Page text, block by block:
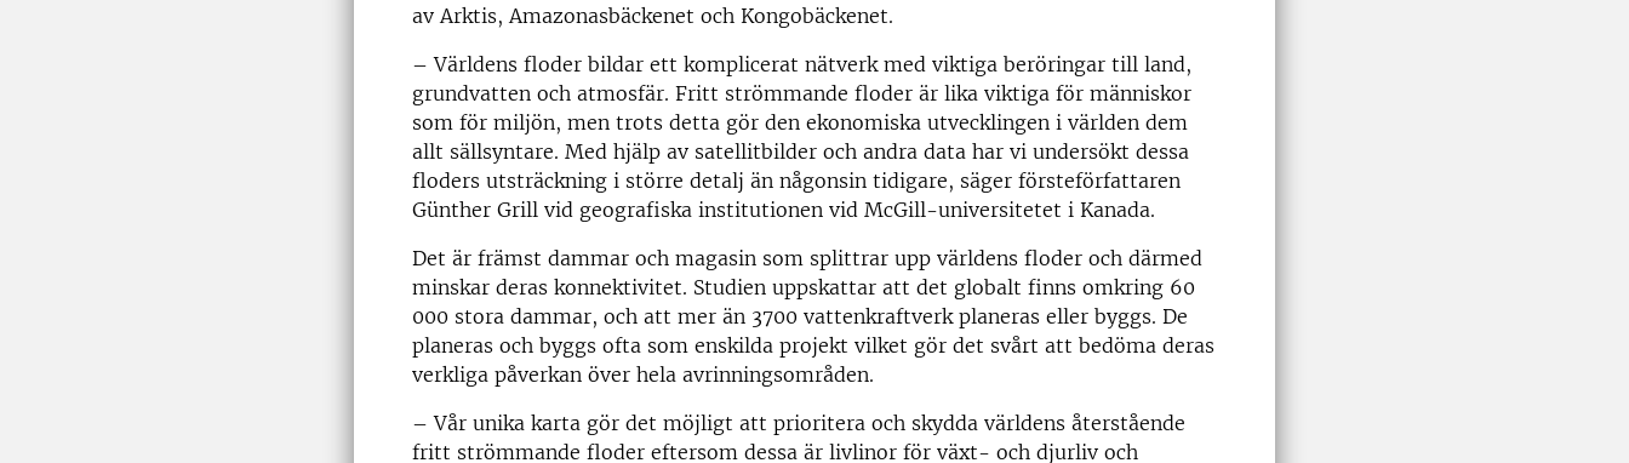
av Arktis, Amazonasbäckenet och Kongobäckenet.
– Världens floder bildar ett komplicerat nätverk med viktiga beröringar till land,
grundvatten och atmosfär. Fritt strömmande floder är lika viktiga för människor
som för miljön, men trots detta gör den ekonomiska utvecklingen i världen dem
allt sällsyntare. Med hjälp av satellitbilder och andra data har vi undersökt dessa
floders utsträckning i större detalj än någonsin tidigare, säger försteförfattaren
Günther Grill vid geografiska institutionen vid McGill-universitetet i Kanada.
Det är främst dammar och magasin som splittrar upp världens floder och därmed
minskar deras konnektivitet. Studien uppskattar att det globalt finns omkring 60
000 stora dammar, och att mer än 3700 vattenkraftverk planeras eller byggs. De
planeras och byggs ofta som enskilda projekt vilket gör det svårt att bedöma deras
verkliga påverkan över hela avrinningsområden.
– Vår unika karta gör det möjligt att prioritera och skydda världens återstående
fritt strömmande floder eftersom dessa är livlinor för växt- och djurliv och